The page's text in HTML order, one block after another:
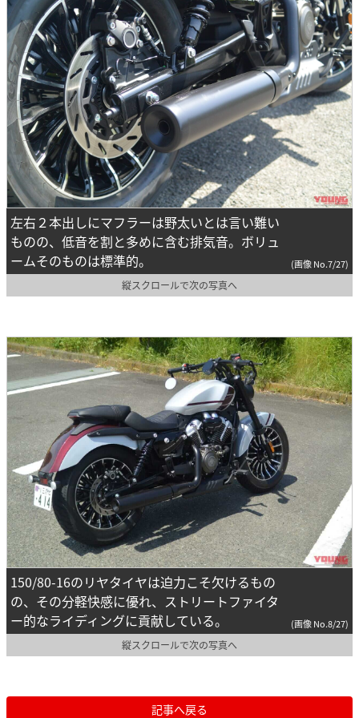
左右２本出しにマフラーは野太いとは言い難い
ものの、低音を割と多めに含む排気音。ボリュ
ームそのものは標準的。
(画像 No.7/27)
縦スクロールで次の写真へ
150/80-16のリヤタイヤは迫力こそ欠けるもの
の、その分軽快感に優れ、ストリートファイタ
ー的なライディングに貢献している。
(画像 No.8/27)
縦スクロールで次の写真へ
記事へ戻る